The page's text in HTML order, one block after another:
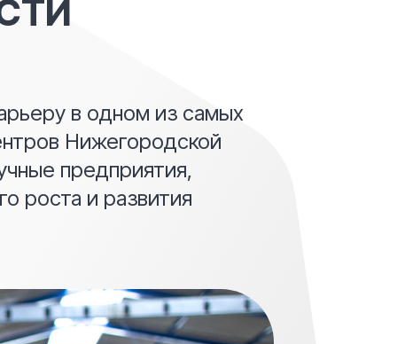
в одном из самых
Нижегородской
предприятия,
роста и развития